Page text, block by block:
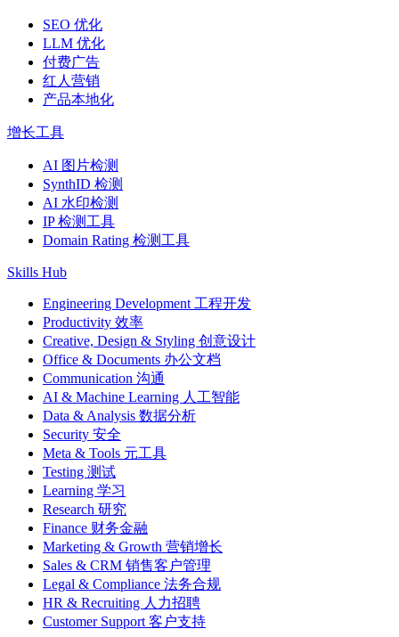
SEO 优化
LLM 优化
付费广告
红人营销
产品本地化
增长工具
AI 图片检测
SynthID 检测
AI 水印检测
IP 检测工具
Domain Rating 检测工具
Skills Hub
Engineering Development 工程开发
Productivity 效率
Creative, Design & Styling 创意设计
Office & Documents 办公文档
Communication 沟通
AI & Machine Learning 人工智能
Data & Analysis 数据分析
Security 安全
Meta & Tools 元工具
Testing 测试
Learning 学习
Research 研究
Finance 财务金融
Marketing & Growth 营销增长
Sales & CRM 销售客户管理
Legal & Compliance 法务合规
HR & Recruiting 人力招聘
Customer Support 客户支持